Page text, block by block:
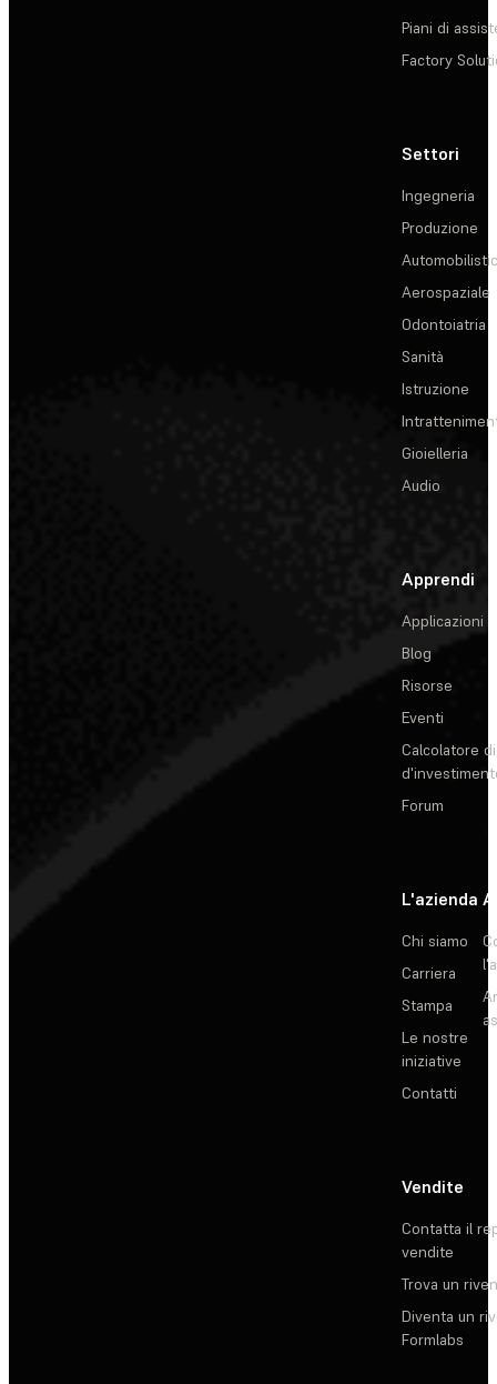
Piani di
Factory
Settori
Ingegneria
Produzione
Aerospaziale
Odontoiatria
Sanità
Istruzione
Gioielleria
Audio
Apprendi
Applicazioni
Blog
Risorse
Eventi
Calcolatore
Forum
L'azienda
Chi siamo
Carriera
Stampa
Le nostre
iniziative
Contatti
Vendite
Contatta il
vendite
Trova un
Diventa un
Formlabs